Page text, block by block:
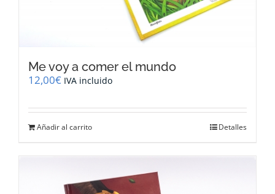
Me voy a comer el mundo
12,00€ IVA incluido
Añadir al carrito Detalles